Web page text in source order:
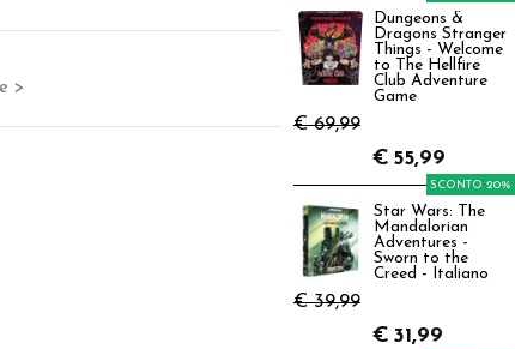
>
Dungeons &
Dragons Stranger
Things - Welcome
to The Hellfire
Club Adventure
Game
€ 69,99
€ 55,99
Star Wars: The
Mandalorian
Adventures -
Sworn to the
Creed - Italiano
€ 39,99
SCONTO 20%
€ 31,99